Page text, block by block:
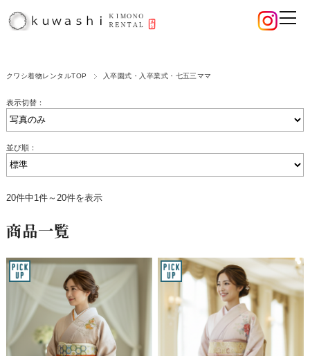
クワシ着物レンタルTOP 入卒園式・入卒業式・七五三ママ
表示切替：
並び順：
20件中1件～20件を表示
商品一覧